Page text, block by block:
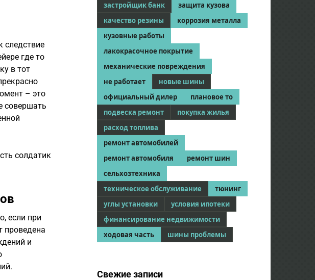
следствие
где то
в тот
– это
совершать
солдатик
если при
проведена
и
застройщик банк
защита кузова
качество резины
коррозия металла
кузовные работы
лакокрасочное покрытие
механические повреждения
не работает
новые шины
официальный дилер
плановое то
подвеска ремонт
покупка жилья
расход топлива
ремонт автомобилей
ремонт автомобиля
ремонт шин
сельхозтехника
техническое обслуживание
тюнинг
углы установки
условия ипотеки
финансирование недвижимости
ходовая часть
шины проблемы
Свежие записи